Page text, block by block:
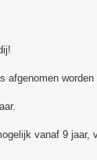
afgenomen
vanaf 9 jaar,